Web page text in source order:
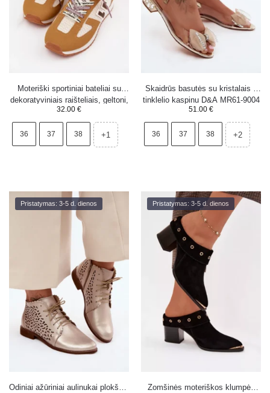
Moteriški sportiniai bateliai su
dekoratyviniais raišteliais, geltoni,
Henira
32.00 €
36 37 38 +1
Skaidrūs basutės su kristalais ir
tinklelio kaspinu D&A MR61-9004
Gold
51.00 €
36 37 38 +2
Pristatymas: 3-5 d. dienos
Odiniai ažūriniai aulinukai plokščiu
Pristatymas: 3-5 d. dienos
Zomšinės moteriškos klumpės